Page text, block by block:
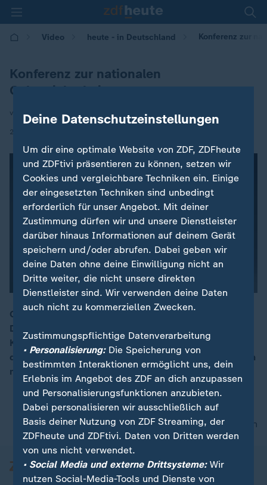
Video heute - in Deutschland Konferenz zur
Konferenz zur nationalen
Cybersicherheit
von Alexander Eschment
21.05.2025 | 14:00
00:16
Cyberangriffe auf kritische Infrastruktur und gezielte
Desinformationskampagnen nehmen zu. Auf der
Konferenz für Nationale Cybersicherheit in Potsdam
diskutieren Experten über besseren Schutz und suchen
nach Lösungen.
nach oben
Deine Datenschutzeinstellungen
Um dir eine optimale Website von ZDF, ZDFheute
und ZDFtivi präsentieren zu können, setzen wir
Cookies und vergleichbare Techniken ein. Einige
der eingesetzten Techniken sind unbedingt
erforderlich für unser Angebot. Mit deiner
Zustimmung dürfen wir und unsere Dienstleister
darüber hinaus Informationen auf deinem Gerät
speichern und/oder abrufen. Dabei geben wir
deine Daten ohne deine Einwilligung nicht an
Dritte weiter, die nicht unsere direkten
Dienstleister sind. Wir verwenden deine Daten
auch nicht zu kommerziellen Zwecken.
Zustimmungspflichtige Datenverarbeitung
• Personalisierung:Die Speicherung von
bestimmten Interaktionen ermöglicht uns, dein
Erlebnis im Angebot des ZDF an dich anzupassen
und Personalisierungsfunktionen anzubieten.
Dabei personalisieren wir ausschließlich auf
Basis deiner Nutzung von ZDF Streaming, der
ZDFheute und ZDFtivi. Daten von Dritten werden
von uns nicht verwendet.
• Social Media und externe Drittsysteme:Wir
nutzen Social-Media-Tools und Dienste von